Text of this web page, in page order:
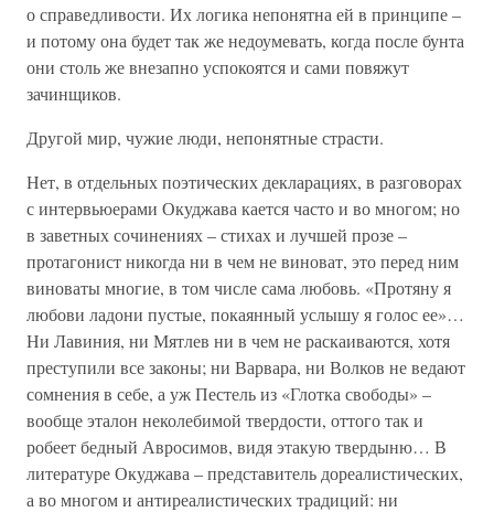
о справедливости. Их логика непонятна ей в принципе –
и потому она будет так же недоумевать, когда после бунта
они столь же внезапно успокоятся и сами повяжут
зачинщиков.
Другой мир, чужие люди, непонятные страсти.
Нет, в отдельных поэтических декларациях, в разговорах
с интервьюерами Окуджава кается часто и во многом; но
в заветных сочинениях – стихах и лучшей прозе –
протагонист никогда ни в чем не виноват, это перед ним
виноваты многие, в том числе сама любовь. «Протяну я
любови ладони пустые, покаянный услышу я голос ее»…
Ни Лавиния, ни Мятлев ни в чем не раскаиваются, хотя
преступили все законы; ни Варвара, ни Волков не ведают
сомнения в себе, а уж Пестель из «Глотка свободы» –
вообще эталон неколебимой твердости, оттого так и
робеет бедный Авросимов, видя этакую твердыню… В
литературе Окуджава – представитель дореалистических,
а во многом и антиреалистических традиций: ни